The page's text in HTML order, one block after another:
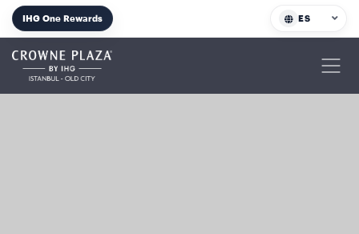
IHG One Rewards ES